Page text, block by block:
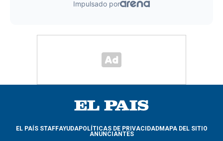
EL PAÍS STAFFAYUDAPOLÍTICAS DE PRIVACIDADMAPA DEL SITIO
ANUNCIANTES